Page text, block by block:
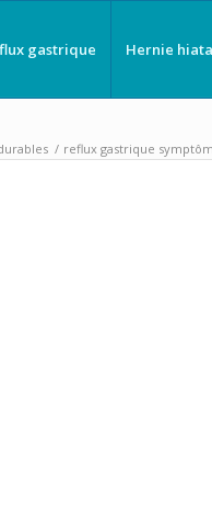
gastrique Hernie
/ reflux gastrique